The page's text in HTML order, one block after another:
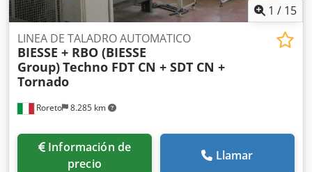
1 / 15
Roreto 8.285 km
LINEA DE TALADRO AUTOMATICO
BIESSE + RBO (BIESSE
Group)Techno FDT CN + SDT CN +
Tornado
Información de
precio
Llamar